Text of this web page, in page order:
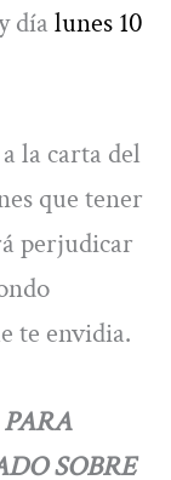
díalunes 10
la carta del
que tener
perjudicar
te envidia.
SOBRE